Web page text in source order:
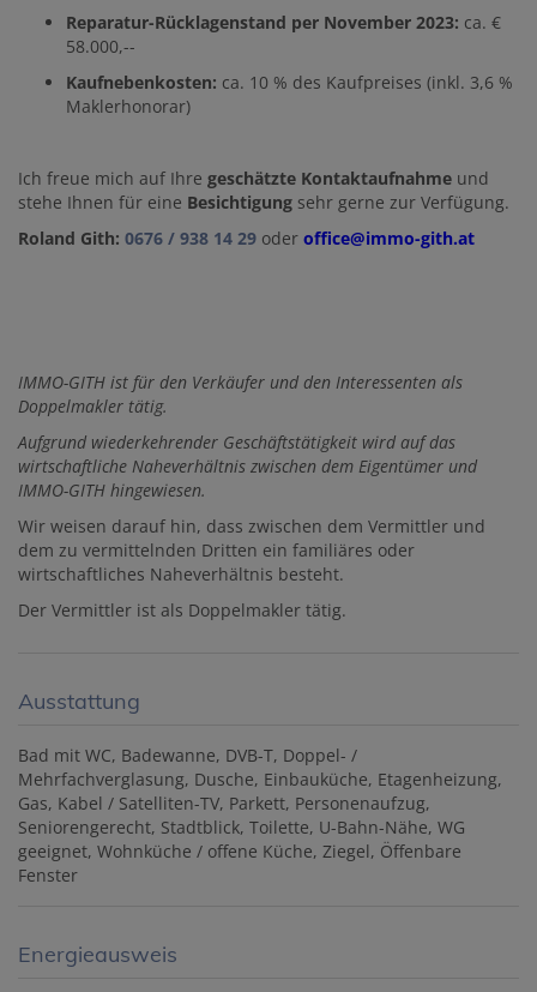
Reparatur-Rücklagenstand per November 2023: ca. €
58.000,--
Kaufnebenkosten: ca. 10 % des Kaufpreises (inkl. 3,6 %
Maklerhonorar)
Ich freue mich auf Ihre geschätzte Kontaktaufnahme und
stehe Ihnen für eine Besichtigung sehr gerne zur Verfügung.
Roland Gith: 0676 / 938 14 29 oder office@immo-gith.at
IMMO-GITH ist für den Verkäufer und den Interessenten als
Doppelmakler tätig.
Aufgrund wiederkehrender Geschäftstätigkeit wird auf das
wirtschaftliche Naheverhältnis zwischen dem Eigentümer und
IMMO-GITH hingewiesen.
Wir weisen darauf hin, dass zwischen dem Vermittler und
dem zu vermittelnden Dritten ein familiäres oder
wirtschaftliches Naheverhältnis besteht.
Der Vermittler ist als Doppelmakler tätig.
Ausstattung
Bad mit WC Badewanne DVB-T Doppel- /
Mehrfachverglasung Dusche Einbauküche Etagenheizung
Gas Kabel / Satelliten-TV Parkett Personenaufzug
Seniorengerecht Stadtblick Toilette U-Bahn-Nähe WG
geeignet Wohnküche / offene Küche Ziegel Öffenbare
Fenster
Energieausweis